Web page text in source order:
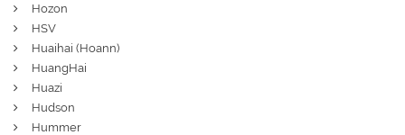
Hozon
HSV
Huaihai (Hoann)
HuangHai
Huazi
Hudson
Hummer